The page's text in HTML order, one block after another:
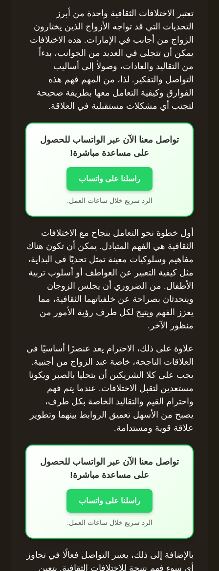
تعتبر الاختلافات الثقافية واحدة من أبرز
التحديات التي قد تواجه الأزواج الذين يختارون
الزواج من أجانب في الإمارات. هذه الاختلافات
يمكن أن تتجلى في العديد من الجوانب، بدءاً
من التقاليد والعادات، وصولاً إلى أساليب
التواصل والتفكير. لذا، من المهم فهم هذه
الفوارق وكيفية التعامل معها بطريقة صحيحة
لتجنب أي مشكلات مستقبلية في العلاقة.
تواصل معنا الآن عبر الواتساب للحصول
على مساعدة مباشرة!
راسلنا على واتساب
الرد سريع خلال ساعات العمل.
أول خطوة نحو التعامل بنجاح مع الاختلافات
الثقافية هي الفهم المتبادل. يمكن أن تكون هناك
مفاهيم وسلوكيات معينة تمثل تحديًا في البداية،
مثل كيفية التعبير عن العواطف أو أسلوب تربية
الأطفال. من الضروري أن يجلس الزوجان
ويتحدثان بصراحة عن خلفياتهما الثقافية، مما
يعزز الفهم ويتيح لكل طرف رؤية الأمور من
منظور الآخر.
علاوة على ذلك، الاحترام يعد عنصرًا أساسيًا في
العلاقات الناجحة، خاصة عند الزواج من أجنبية.
يجب على كلا الشريكين أن يتحليا بالصبر ويكونا
مستعدين لتقبل الاختلافات. عندما يتم فهم
واحترام القيم والتقاليد الخاصة بكل طرف،
يصبح من الأسهل تعميق الروابط بينهما وتطوير
علاقة قوية ومستدامة.
تواصل معنا الآن عبر الواتساب للحصول
على مساعدة مباشرة!
راسلنا على واتساب
الرد سريع خلال ساعات العمل.
بالإضافة إلى ذلك، يعتبر التواصل فعالًا في تجاوز
أي سوء فهم نتيجة للاختلافات الثقافية. يتعين